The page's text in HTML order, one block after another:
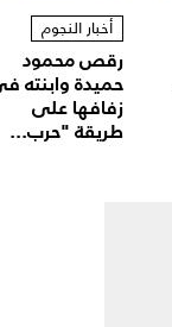
أخبار النجوم
رقص محمود
حميدة وابنته
زفافها على
طريقة "حرب...